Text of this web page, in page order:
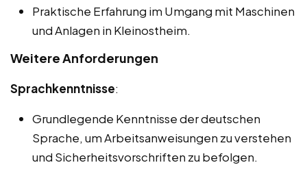
Praktische Erfahrung im Umgang mit Maschinen
und Anlagen in Kleinostheim.
Weitere Anforderungen
Sprachkenntnisse:
Grundlegende Kenntnisse der deutschen
Sprache, um Arbeitsanweisungen zu verstehen
und Sicherheitsvorschriften zu befolgen.